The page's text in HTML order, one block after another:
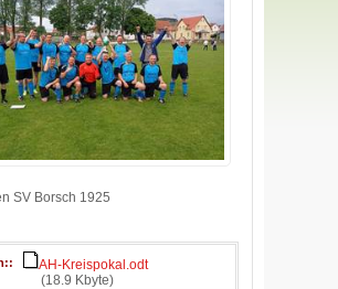
SV Borsch 1925
AH-Kreispokal.odt
(18.9 Kbyte)